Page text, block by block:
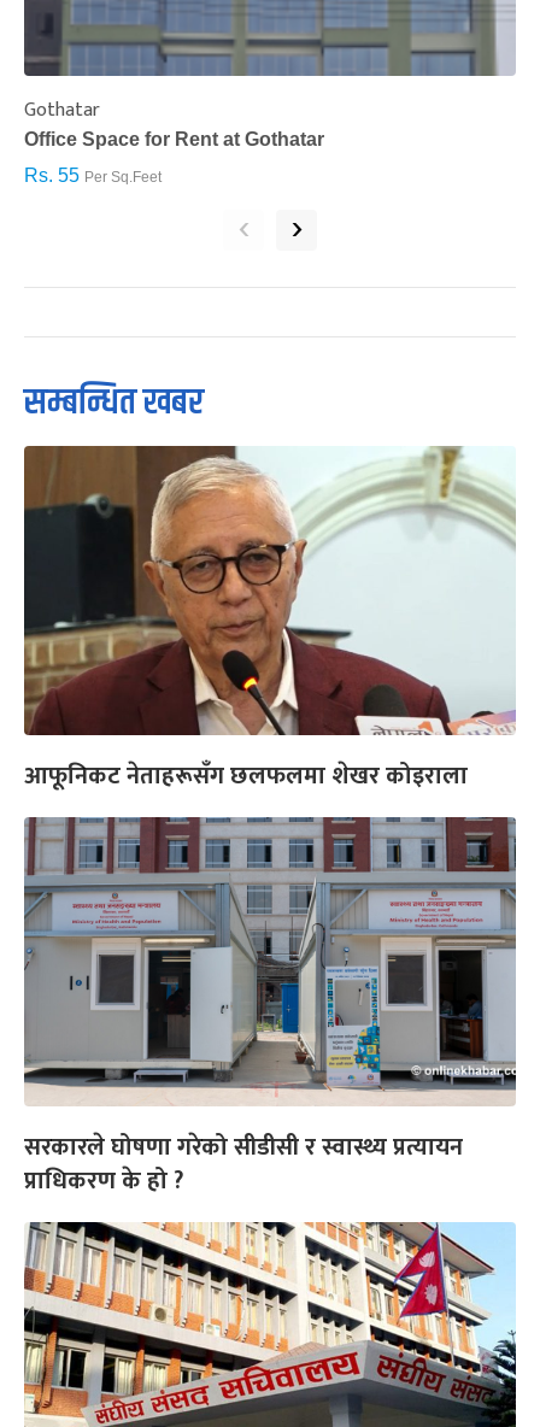
Gothatar
Office Space for Rent at Gothatar
Rs. 55 Per Sq.Feet
‹ ›
सम्बन्धित खबर
आफूनिकट नेताहरूसँग छलफलमा शेखर कोइराला
सरकारले घोषणा गरेको सीडीसी र स्वास्थ्य प्रत्यायन
प्राधिकरण के हो ?